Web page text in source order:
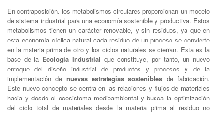
En contraposición, los metabolismos circulares proporcionan un modelo
de sistema industrial para una economía sostenible y productiva. Estos
metabolismos tienen un carácter renovable, y sin residuos, ya que en
esta economía cíclica natural cada residuo de un proceso se convierte
en la materia prima de otro y los ciclos naturales se cierran. Esta es la
base de la Ecología Industrial que constituye, por tanto, un nuevo
enfoque del diseño industrial de productos y procesos y de la
implementación de nuevas estrategias sostenibles de fabricación.
Este nuevo concepto se centra en las relaciones y flujos de materiales
hacia y desde el ecosistema medioambiental y busca la optimización
del ciclo total de materiales desde la materia prima al residuo no